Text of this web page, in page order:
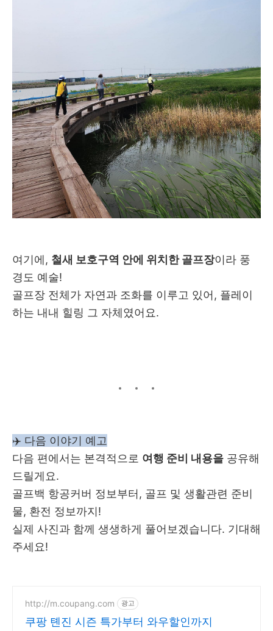
여기에, 철새 보호구역 안에 위치한 골프장이라 풍
경도 예술!
골프장 전체가 자연과 조화를 이루고 있어, 플레이
하는 내내 힐링 그 자체였어요.
✈️ 다음 이야기 예고
다음 편에서는 본격적으로 여행 준비 내용을 공유해
드릴게요.
골프백 항공커버 정보부터, 골프 및 생활관련 준비
물, 환전 정보까지!
실제 사진과 함께 생생하게 풀어보겠습니다. 기대해
주세요!
http://m.coupang.com 광고
쿠팡 톈진 시즌 특가부터 와우할인까지